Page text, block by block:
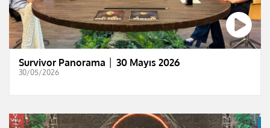
Survivor Panorama │ 30 Mayıs 2026
30/05/2026